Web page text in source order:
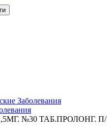
Заболевания
№30 ТАБ.ПРОЛОНГ. П/